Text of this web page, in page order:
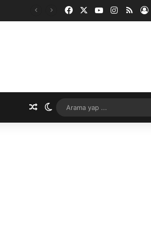
Facebook YouTubeInstagram
RSS
Rastgele Makale
Dış görünümü değiştir